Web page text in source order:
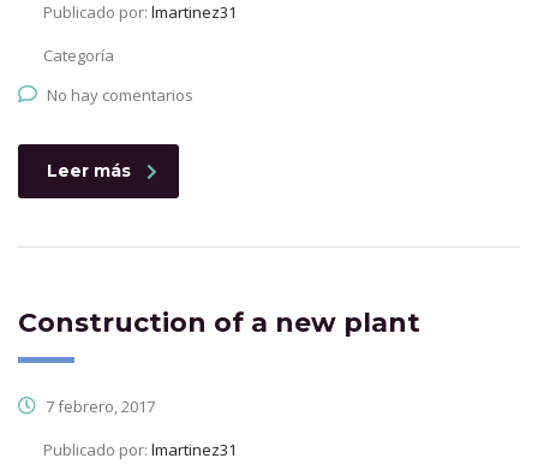
Publicado por: lmartinez31
Categoría
No hay comentarios
Leer más
Construction of a new plant
7 febrero, 2017
Publicado por: lmartinez31